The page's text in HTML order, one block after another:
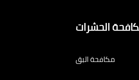
الحشرات
مكافحة البق